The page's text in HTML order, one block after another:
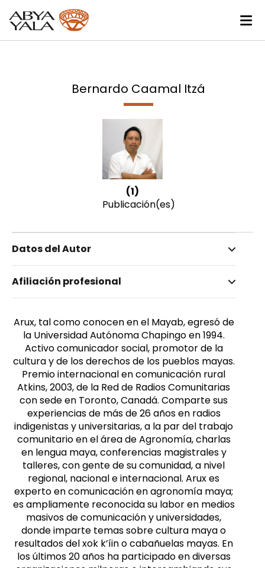
Bernardo Caamal Itzá
(1)
Publicación(es)
Datos del Autor
Caamal Itzá, Bernardo
Afiliación profesional
Arux, tal como conocen en el Mayab, egresó de
la Universidad Autónoma Chapingo en 1994.
Activo comunicador social, promotor de la
cultura y de los derechos de los pueblos mayas.
Premio internacional en comunicación rural
Atkins, 2003, de la Red de Radios Comunitarias
con sede en Toronto, Canadá. Comparte sus
experiencias de más de 26 años en radios
indigenistas y universitarias, a la par del trabajo
comunitario en el área de Agronomía, charlas
en lengua maya, conferencias magistrales y
talleres, con gente de su comunidad, a nivel
regional, nacional e internacional. Arux es
experto en comunicación en agronomía maya;
es ampliamente reconocida su labor en medios
masivos de comunicación y universidades,
donde imparte temas sobre cultura maya o
resultados del xok k’íin o cabañuelas mayas. En
los últimos 20 años ha participado en diversas